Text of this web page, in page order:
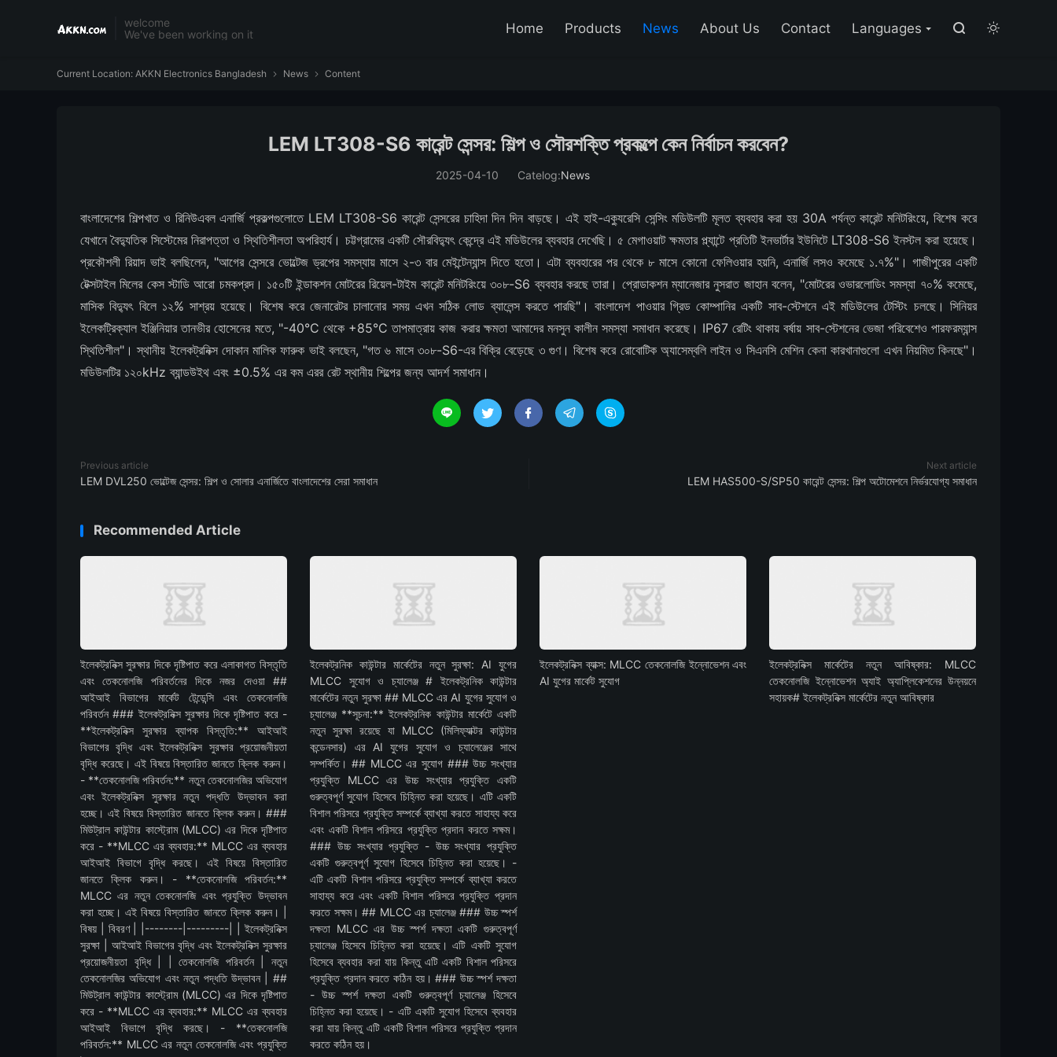
welcome
We've been working on it
Home Products News About Us Contact Languages  
Current Location: AKKN Electronics Bangladesh  News  Content
LEM LT308-S6 কারেন্ট সেন্সর: শিল্প ও সৌরশক্তি প্রকল্পে কেন নির্বাচন করবেন?
2025-04-10 Catelog:News
বাংলাদেশের শিল্পখাত ও রিনিউএবল এনার্জি প্রকল্পগুলোতে LEM LT308-S6 কারেন্ট সেন্সরের চাহিদা দিন দিন বাড়ছে। এই হাই-এক্যুরেসি সেন্সিং মডিউলটি মূলত ব্যবহার করা হয় 30A পর্যন্ত কারেন্ট মনিটরিংয়ে, বিশেষ করে
যেখানে বৈদ্যুতিক সিস্টেমের নিরাপত্তা ও স্থিতিশীলতা অপরিহার্য। চট্টগ্রামের একটি সৌরবিদ্যুৎ কেন্দ্রে এই মডিউলের ব্যবহার দেখেছি। ৫ মেগাওয়াট ক্ষমতার প্ল্যান্টে প্রতিটি ইনভার্টার ইউনিটে LT308-S6 ইনস্টল করা হয়েছে।
প্রকৌশলী রিয়াদ ভাই বলছিলেন, "আগের সেন্সরে ভোল্টেজ ড্রপের সমস্যায় মাসে ২-৩ বার মেইন্টেন্যান্স দিতে হতো। এটা ব্যবহারের পর থেকে ৮ মাসে কোনো ফেলিওয়ার হয়নি, এনার্জি লসও কমেছে ১.৭%"। গাজীপুরের একটি
টেক্সটাইল মিলের কেস স্টাডি আরো চমকপ্রদ। ১৫০টি ইন্ডাকশন মোটরের রিয়েল-টাইম কারেন্ট মনিটরিংয়ে ৩০৮-S6 ব্যবহার করছে তারা। প্রোডাকশন ম্যানেজার নুসরাত জাহান বলেন, "মোটরের ওভারলোডিং সমস্যা ৭০% কমেছে,
মাসিক বিদ্যুৎ বিলে ১২% সাশ্রয় হয়েছে। বিশেষ করে জেনারেটর চালানোর সময় এখন সঠিক লোড ব্যালেন্স করতে পারছি"। বাংলাদেশ পাওয়ার গ্রিড কোম্পানির একটি সাব-স্টেশনে এই মডিউলের টেস্টিং চলছে। সিনিয়র
ইলেকট্রিক্যাল ইঞ্জিনিয়ার তানভীর হোসেনের মতে, "-40°C থেকে +85°C তাপমাত্রায় কাজ করার ক্ষমতা আমাদের মনসুন কালীন সমস্যা সমাধান করেছে। IP67 রেটিং থাকায় বর্ষায় সাব-স্টেশনের ভেজা পরিবেশেও পারফরম্যান্স
স্থিতিশীল"। স্থানীয় ইলেকট্রনিক্স দোকান মালিক ফারুক ভাই বলছেন, "গত ৬ মাসে ৩০৮-S6-এর বিক্রি বেড়েছে ৩ গুণ। বিশেষ করে রোবোটিক অ্যাসেম্বলি লাইন ও সিএনসি মেশিন কেনা কারখানাগুলো এখন নিয়মিত কিনছে"।
মডিউলটির ১২০kHz ব্যান্ডউইথ এবং ±0.5% এর কম এরর রেট স্থানীয় শিল্পের জন্য আদর্শ সমাধান।
    
Previous article
LEM DVL250 ভোল্টেজ সেন্সর: শিল্প ও সোলার এনার্জিতে বাংলাদেশের সেরা সমাধান
Next article
LEM HAS500-S/SP50 কারেন্ট সেন্সর: শিল্প অটোমেশনে নির্ভরযোগ্য সমাধান
Recommended Article
ইলেকট্রনিক্স সুরক্ষার দিকে দৃষ্টিপাত করে এলাকাগত বিস্তৃতি
এবং তেকনোলজি পরিবর্তনের দিকে নজর দেওয়া ##
আইআই বিভাগের মার্কেট টেন্ডেন্সি এবং তেকনোলজি
পরিবর্তন ### ইলেকট্রনিক্স সুরক্ষার দিকে দৃষ্টিপাত করে -
**ইলেকট্রনিক্স সুরক্ষার ব্যাপক বিস্তৃতি:** আইআই
বিভাগের বৃদ্ধি এবং ইলেকট্রনিক্স সুরক্ষার প্রয়োজনীয়তা
বৃদ্ধি করেছে। এই বিষয়ে বিস্তারিত জানতে ক্লিক করুন।
- **তেকনোলজি পরিবর্তন:** নতুন তেকনোলজির অভিযোগ
এবং ইলেকট্রনিক্স সুরক্ষার নতুন পদ্ধতি উদ্ভাবন করা
হচ্ছে। এই বিষয়ে বিস্তারিত জানতে ক্লিক করুন। ###
মিউট্রাল কাউন্টার কাস্ট্রোম (MLCC) এর দিকে দৃষ্টিপাত
করে - **MLCC এর ব্যবহার:** MLCC এর ব্যবহার
আইআই বিভাগে বৃদ্ধি করছে। এই বিষয়ে বিস্তারিত
জানতে ক্লিক করুন। - **তেকনোলজি পরিবর্তন:**
MLCC এর নতুন তেকনোলজি এবং প্রযুক্তি উদ্ভাবন
করা হচ্ছে। এই বিষয়ে বিস্তারিত জানতে ক্লিক করুন। |
বিষয় | বিবরণ | |--------|---------| | ইলেকট্রনিক্স
সুরক্ষা | আইআই বিভাগের বৃদ্ধি এবং ইলেকট্রনিক্স সুরক্ষার
প্রয়োজনীয়তা বৃদ্ধি | | তেকনোলজি পরিবর্তন | নতুন
তেকনোলজির অভিযোগ এবং নতুন পদ্ধতি উদ্ভাবন | ##
মিউট্রাল কাউন্টার কাস্ট্রোম (MLCC) এর দিকে দৃষ্টিপাত
করে - **MLCC এর ব্যবহার:** MLCC এর ব্যবহার
আইআই বিভাগে বৃদ্ধি করছে। - **তেকনোলজি
পরিবর্তন:** MLCC এর নতুন তেকনোলজি এবং প্রযুক্তি
ইলেকট্রনিক কাউন্টার মার্কেটের নতুন সুরক্ষা: AI যুগের
MLCC সুযোগ ও চ্যালেঞ্জ # ইলেকট্রনিক কাউন্টার
মার্কেটের নতুন সুরক্ষা ## MLCC এর AI যুগের সুযোগ ও
চ্যালেঞ্জ **সূচনা:** ইলেকট্রনিক কাউন্টার মার্কেটে একটি
নতুন সুরক্ষা রয়েছে যা MLCC (মিলিফ্যাক্টর কাউন্টার
কন্ডেনসার) এর AI যুগের সুযোগ ও চ্যালেঞ্জের সাথে
সম্পর্কিত। ## MLCC এর সুযোগ ### উচ্চ সংখ্যার
প্রযুক্তি MLCC এর উচ্চ সংখ্যার প্রযুক্তি একটি
গুরুত্বপূর্ণ সুযোগ হিসেবে চিহ্নিত করা হয়েছে। এটি একটি
বিশাল পরিসরে প্রযুক্তি সম্পর্কে ব্যাখ্যা করতে সাহায্য করে
এবং একটি বিশাল পরিসরে প্রযুক্তি প্রদান করতে সক্ষম।
### উচ্চ সংখ্যার প্রযুক্তি - উচ্চ সংখ্যার প্রযুক্তি
একটি গুরুত্বপূর্ণ সুযোগ হিসেবে চিহ্নিত করা হয়েছে। -
এটি একটি বিশাল পরিসরে প্রযুক্তি সম্পর্কে ব্যাখ্যা করতে
সাহায্য করে এবং একটি বিশাল পরিসরে প্রযুক্তি প্রদান
করতে সক্ষম। ## MLCC এর চ্যালেঞ্জ ### উচ্চ স্পর্শ
দক্ষতা MLCC এর উচ্চ স্পর্শ দক্ষতা একটি গুরুত্বপূর্ণ
চ্যালেঞ্জ হিসেবে চিহ্নিত করা হয়েছে। এটি একটি সুযোগ
হিসেবে ব্যবহার করা যায় কিন্তু এটি একটি বিশাল পরিসরে
প্রযুক্তি প্রদান করতে কঠিন হয়। ### উচ্চ স্পর্শ দক্ষতা
- উচ্চ স্পর্শ দক্ষতা একটি গুরুত্বপূর্ণ চ্যালেঞ্জ হিসেবে
চিহ্নিত করা হয়েছে। - এটি একটি সুযোগ হিসেবে ব্যবহার
করা যায় কিন্তু এটি একটি বিশাল পরিসরে প্রযুক্তি প্রদান
করতে কঠিন হয়।
ইলেকট্রনিক্স ব্যাক্স: MLCC তেকনোলজি ইন্নোভেশন এবং
AI যুগের মার্কেট সুযোগ
ইলেকট্রনিক্স মার্কেটের নতুন আবিষ্কার: MLCC
তেকনোলজি ইন্নোভেশন অ্যাই অ্যাপ্লিকেশনের উন্নয়নে
সহায়ক# ইলেকট্রনিক্স মার্কেটের নতুন আবিষ্কার